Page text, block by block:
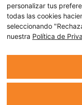
Diseño
personalizar tus
todas las cookies
seleccionando
nuestra Política de